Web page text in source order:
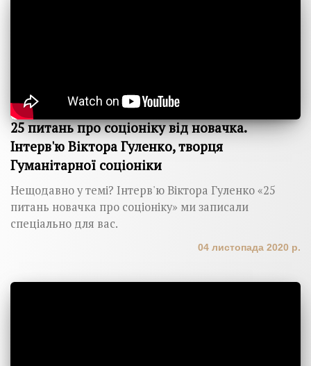
25 питань про соціоніку від новачка.
Інтерв'ю Віктора Гуленко, творця
Гуманітарної соціоніки
Нещодавно у темі? Інтерв'ю Віктора Гуленко «25
питань новачка про соціоніку» ми записали
спеціально для вас.
04 листопада 2020 р.